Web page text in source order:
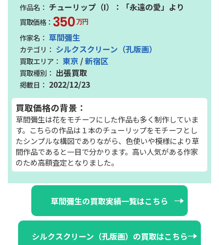
チューリップ（I）：「永遠の愛」より
350万円
草間彌生
シルクスクリーン（孔版画）
東京 /新宿区
出張買取
2022/12/23
買取価格の背景：
草間彌生は花をモチーフにした作品も多く制作していま
す。こちらの作品は１本のチューリップをモチーフとし
たシンプルな構図でありながら、色使いや模様により草
間作品であると一目で分かります。高い人気がある作家
のため高額査定となりました。
草間彌生の買取実績一覧はこちら
シルクスクリーン（孔版画）の買取はこちら